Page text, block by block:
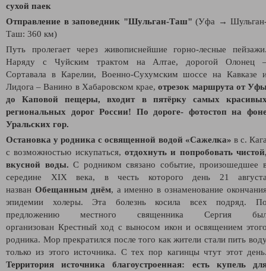
сухой паек
Отправление в заповедник "Шульган-Таш" (Уфа →
Таш: 360 км)
Путь пролегает через живописнейшие горно-лесные
Наряду с Чуйским трактом на Алтае, дорогой Олонец
Сортавала в Карелии, Военно-Сухумским шоссе на Кавказе
Лидога – Ванино в Хабаровском крае,отрезок маршрута от
до Каповой пещеры, входит в пятёрку самых
региональных дорог России! По дороге- фотостоп на
Уральских гор.
Остановка уродника с освященной водой «Сажелка» в с.
с возможностью искупаться, отдохнуть и попробовать
вкусной воды. С родником связано событие, произошедшее
середине XIX века, в честь которого день 21
назван Обещанным днём, а именно в ознаменование
эпидемии холеры. Эта болезнь косила всех подряд.
предложению местного священника Сергия
организован Крестный ход с выносом икон и освящением
родника. Мор прекратился после того как жители стали пить
только из этого источника. С тех пор кагинцы чтут этот
Территория источника благоустроенная: есть купель